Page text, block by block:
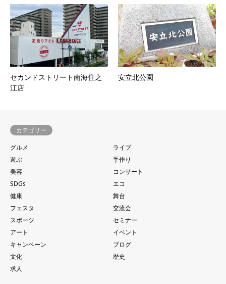
セカンドストリート南海住之
江店
安立北公園
カテゴリー
グルメ
ライブ
遊ぶ
手作り
美容
コンサート
SDGs
エコ
健康
舞台
フェスタ
交流会
スポーツ
セミナー
アート
イベント
キャンペーン
ブログ
文化
歴史
求人